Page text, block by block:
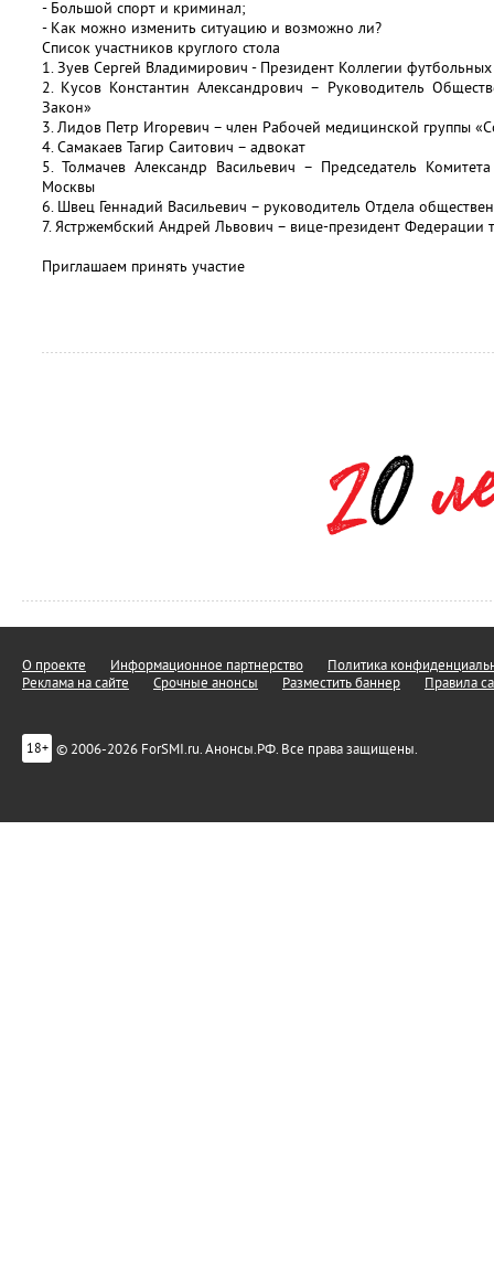
- Большой спорт и криминал;
- Как можно изменить ситуацию и возможно ли?
Список участников круглого стола
1. Зуев Сергей Владимирович - Президент Коллегии
2. Кусов Константин Александрович – Руководитель
Закон»
3. Лидов Петр Игоревич – член Рабочей медицинской группы
4. Самакаев Тагир Саитович – адвокат
5. Толмачев Александр Васильевич – Председатель
Москвы
6. Швец Геннадий Васильевич – руководитель Отдела
7. Ястржембский Андрей Львович – вице-президент Федерации
Приглашаем принять участие
О проекте Информационное партнерство
Политика
Реклама на сайте
Срочные анонсы Разместить баннер Правила
18+ © 2006-2026 ForSMI.ru. Анонсы.РФ. Все права защищены.